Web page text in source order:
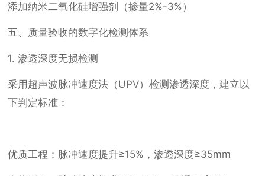
添加纳米二氧化硅增强剂（掺量2%-3%）
五、质量验收的数字化检测体系
1. 渗透深度无损检测
采用超声波脉冲速度法（UPV）检测渗透深度，建立以
下判定标准：
优质工程：脉冲速度提升≥15%，渗透深度≥35mm